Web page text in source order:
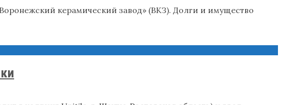
керамический завод» (ВКЗ). Долги и имущество